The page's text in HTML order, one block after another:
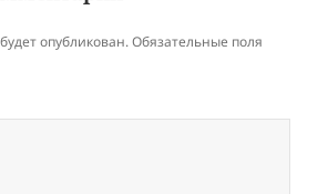
опубликован. Обязательные поля